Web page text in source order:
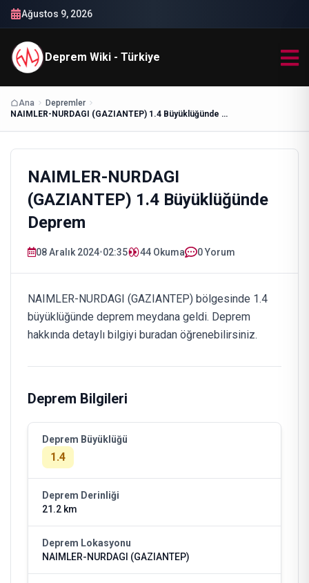
Ağustos 9, 2026
Deprem Wiki - Türkiye
Ana
Depremler
NAIMLER-NURDAGI (GAZIANTEP) 1.4 Büyüklüğünde Deprem
NAIMLER-NURDAGI
(GAZIANTEP) 1.4 Büyüklüğünde
Deprem
08 Aralık 2024•02:35 44 Okuma 0 Yorum
NAIMLER-NURDAGI (GAZIANTEP) bölgesinde 1.4
büyüklüğünde deprem meydana geldi. Deprem
hakkında detaylı bilgiyi buradan öğrenebilirsiniz.
Deprem Bilgileri
Deprem Büyüklüğü
1.4
Deprem Derinliği
21.2 km
Deprem Lokasyonu
NAIMLER-NURDAGI (GAZIANTEP)